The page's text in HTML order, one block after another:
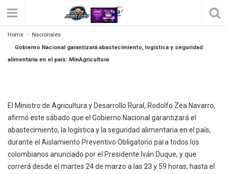
Home
Nacionales
Gobierno Nacional garantizará abastecimiento, logística y seguridad
alimentaria en el país: MinAgricultura
Gobierno Nacional Garantizará
Abastecimiento, Logística Y Seguridad
Alimentaria En El País: MinAgricultura
El Ministro de Agricultura y Desarrollo Rural, Rodolfo Zea Navarro,
afirmó este sábado que el Gobierno Nacional garantizará el
abastecimiento, la logística y la seguridad alimentaria en el país,
durante el Aislamiento Preventivo Obligatorio para todos los
colombianos anunciado por el Presidente Iván Duque, y que
correrá desde el martes 24 de marzo a las 23 y 59 horas, hasta el